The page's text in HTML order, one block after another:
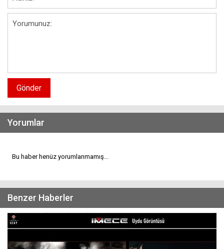
Gönder
Yorumlar
Bu haber henüz yorumlanmamış...
Benzer Haberler